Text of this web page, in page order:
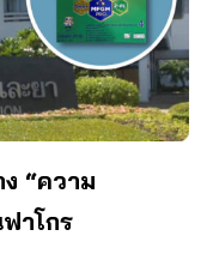
“ความ
าโกร